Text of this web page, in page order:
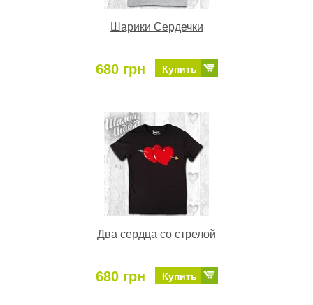
Шарики Сердечки
680 грн Купить
Два сердца со стрелой
680 грн Купить